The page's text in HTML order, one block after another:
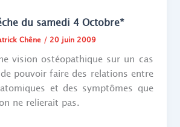
du samedi 4 Octobre*
Chêne / 20 juin 2009
vision ostéopathique sur un cas
pouvoir faire des relations entre
et des symptômes que
ne relierait pas.